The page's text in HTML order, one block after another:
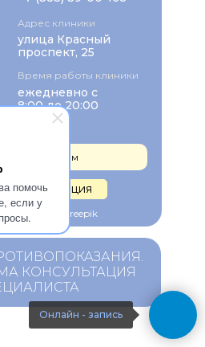
помочь
если у
информация
ежедневно с
8:00 до 20:00
Время работы клиники
Адрес клиники
улица Красный
проспект, 25
на прием
взяты с Freepik
КОНСУЛЬТАЦИЯ
Онлайн - запись